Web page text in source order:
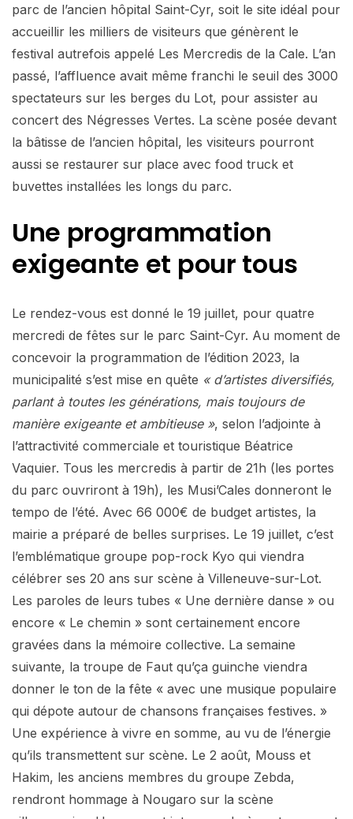
parc de l’ancien hôpital Saint-Cyr, soit le site idéal pour
accueillir les milliers de visiteurs que génèrent le
festival autrefois appelé Les Mercredis de la Cale. L’an
passé, l’affluence avait même franchi le seuil des 3000
spectateurs sur les berges du Lot, pour assister au
concert des Négresses Vertes. La scène posée devant
la bâtisse de l’ancien hôpital, les visiteurs pourront
aussi se restaurer sur place avec food truck et
buvettes installées les longs du parc.
Une programmation
exigeante et pour tous
Le rendez-vous est donné le 19 juillet, pour quatre
mercredi de fêtes sur le parc Saint-Cyr. Au moment de
concevoir la programmation de l’édition 2023, la
municipalité s’est mise en quête « d’artistes diversifiés,
parlant à toutes les générations, mais toujours de
manière exigeante et ambitieuse », selon l’adjointe à
l’attractivité commerciale et touristique Béatrice
Vaquier. Tous les mercredis à partir de 21h (les portes
du parc ouvriront à 19h), les Musi’Cales donneront le
tempo de l’été. Avec 66 000€ de budget artistes, la
mairie a préparé de belles surprises. Le 19 juillet, c’est
l’emblématique groupe pop-rock Kyo qui viendra
célébrer ses 20 ans sur scène à Villeneuve-sur-Lot.
Les paroles de leurs tubes « Une dernière danse » ou
encore « Le chemin » sont certainement encore
gravées dans la mémoire collective. La semaine
suivante, la troupe de Faut qu’ça guinche viendra
donner le ton de la fête « avec une musique populaire
qui dépote autour de chansons françaises festives. »
Une expérience à vivre en somme, au vu de l’énergie
qu’ils transmettent sur scène. Le 2 août, Mouss et
Hakim, les anciens membres du groupe Zebda,
rendront hommage à Nougaro sur la scène